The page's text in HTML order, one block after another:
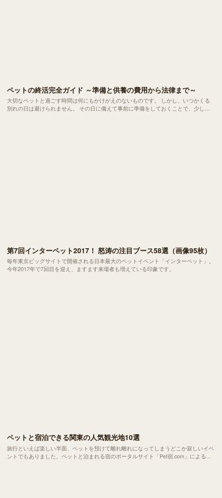
ペットの終活完全ガイド ～準備と供養の費用から法律まで～
大切なペットと過ごす時間は何にもかけがえのないものです。 しかし、いつかくる
別れの日は避けられません。 その日に備えて事前に準備をしておくことで、少しで
第7回インターペット2017！ 怒涛の注目ブース58選（画像95枚）
毎年東京ビッグサイトで開催される日本最大のペットイベント「インターペット」。
今年2017年で7回目を迎え、ますます来場者も増えている印象です。
ペットと宿泊できる関東の人気観光地10選
旅行といえば楽しい半面、ペットを預けて離れ離れになってしまうどこか寂しいイベ
ントでもありました。ペットと泊まれる宿のポータルサイト「Pet宿.com」による